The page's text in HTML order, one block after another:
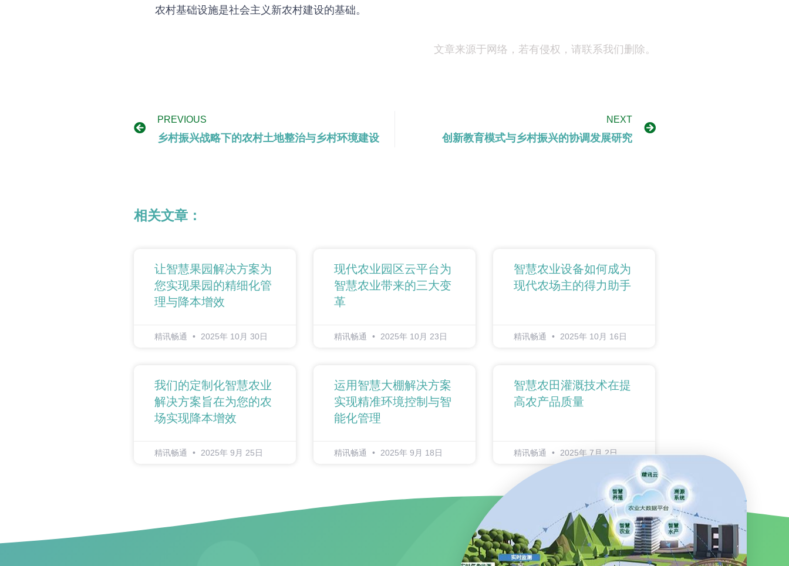
农村基础设施是社会主义新农村建设的基础。
文章来源于网络，若有侵权，请联系我们删除。
PREVIOUS
乡村振兴战略下的农村土地整治与乡村环境建设
NEXT
创新教育模式与乡村振兴的协调发展研究
相关文章：
让智慧果园解决方案为
您实现果园的精细化管
理与降本增效
精讯畅通 2025年 10月 30日
现代农业园区云平台为
智慧农业带来的三大变
革
精讯畅通 2025年 10月 23日
智慧农业设备如何成为
现代农场主的得力助手
精讯畅通 2025年 10月 16日
我们的定制化智慧农业
解决方案旨在为您的农
场实现降本增效
精讯畅通 2025年 9月 25日
运用智慧大棚解决方案
实现精准环境控制与智
能化管理
精讯畅通 2025年 9月 18日
智慧农田灌溉技术在提
高农产品质量
精讯畅通 2025年 7月 2日